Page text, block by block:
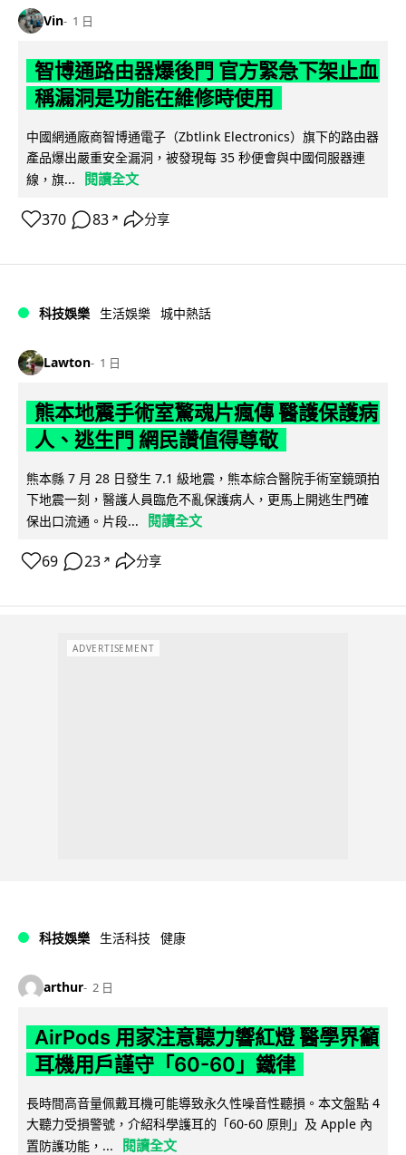
Vin 1 日
智博通路由器爆後門 官方緊急下架止血
稱漏洞是功能在維修時使用
中國網通廠商智博通電子（Zbtlink Electronics）旗下的路由器
產品爆出嚴重安全漏洞，被發現每 35 秒便會與中國伺服器連
線，旗...
閱讀全文
370 83 ↗ 分享
科技娛樂 生活娛樂 城中熱話
Lawton 1 日
熊本地震手術室驚魂片瘋傳 醫護保護病
人、逃生門 網民讚值得尊敬
熊本縣 7 月 28 日發生 7.1 級地震，熊本綜合醫院手術室鏡頭拍
下地震一刻，醫護人員臨危不亂保護病人，更馬上開逃生門確
保出口流通。片段...
閱讀全文
69 23 ↗ 分享
ADVERTISEMENT
科技娛樂 生活科技 健康
arthur 2 日
AirPods 用家注意聽力響紅燈 醫學界籲
耳機用戶謹守「60-60」鐵律
長時間高音量佩戴耳機可能導致永久性噪音性聽損。本文盤點 4
大聽力受損警號，介紹科學護耳的「60-60 原則」及 Apple 內
置防護功能，...
閱讀全文